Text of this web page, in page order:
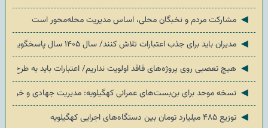
◄ مشارکت مردم و نخبگان محلی، اساس مدیریت محله‌محور است
◄ مدیران باید برای جذب اعتبارات تلاش کنند/ سال ۱۴۰۵ سال پاسخگویی درباره عملکرد اعتبارات است
◄ هیچ تعصبی روی پروژه‌های فاقد اولویت نداریم/ اعتبارات باید به طرح‌های
◄ نسخه موحد برای بن‌بست‌های عمرانی کهگیلویه: مدیریت جهادی و خروجی
◄ توزیع ۴۸۵ میلیارد تومان بین دستگاه‌های اجرایی کهگیلویه